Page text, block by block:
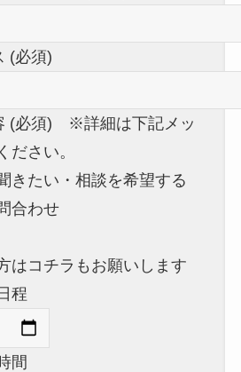
(必須)
(必須) ※詳細は下記メッ
ださい。
きたい・相談を希望する
合わせ
はコチラもお願いします
程
間